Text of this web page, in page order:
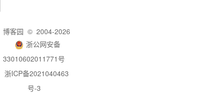
博客园 © 2004-2026
浙公网安备
33010602011771号
浙ICP备2021040463
号-3